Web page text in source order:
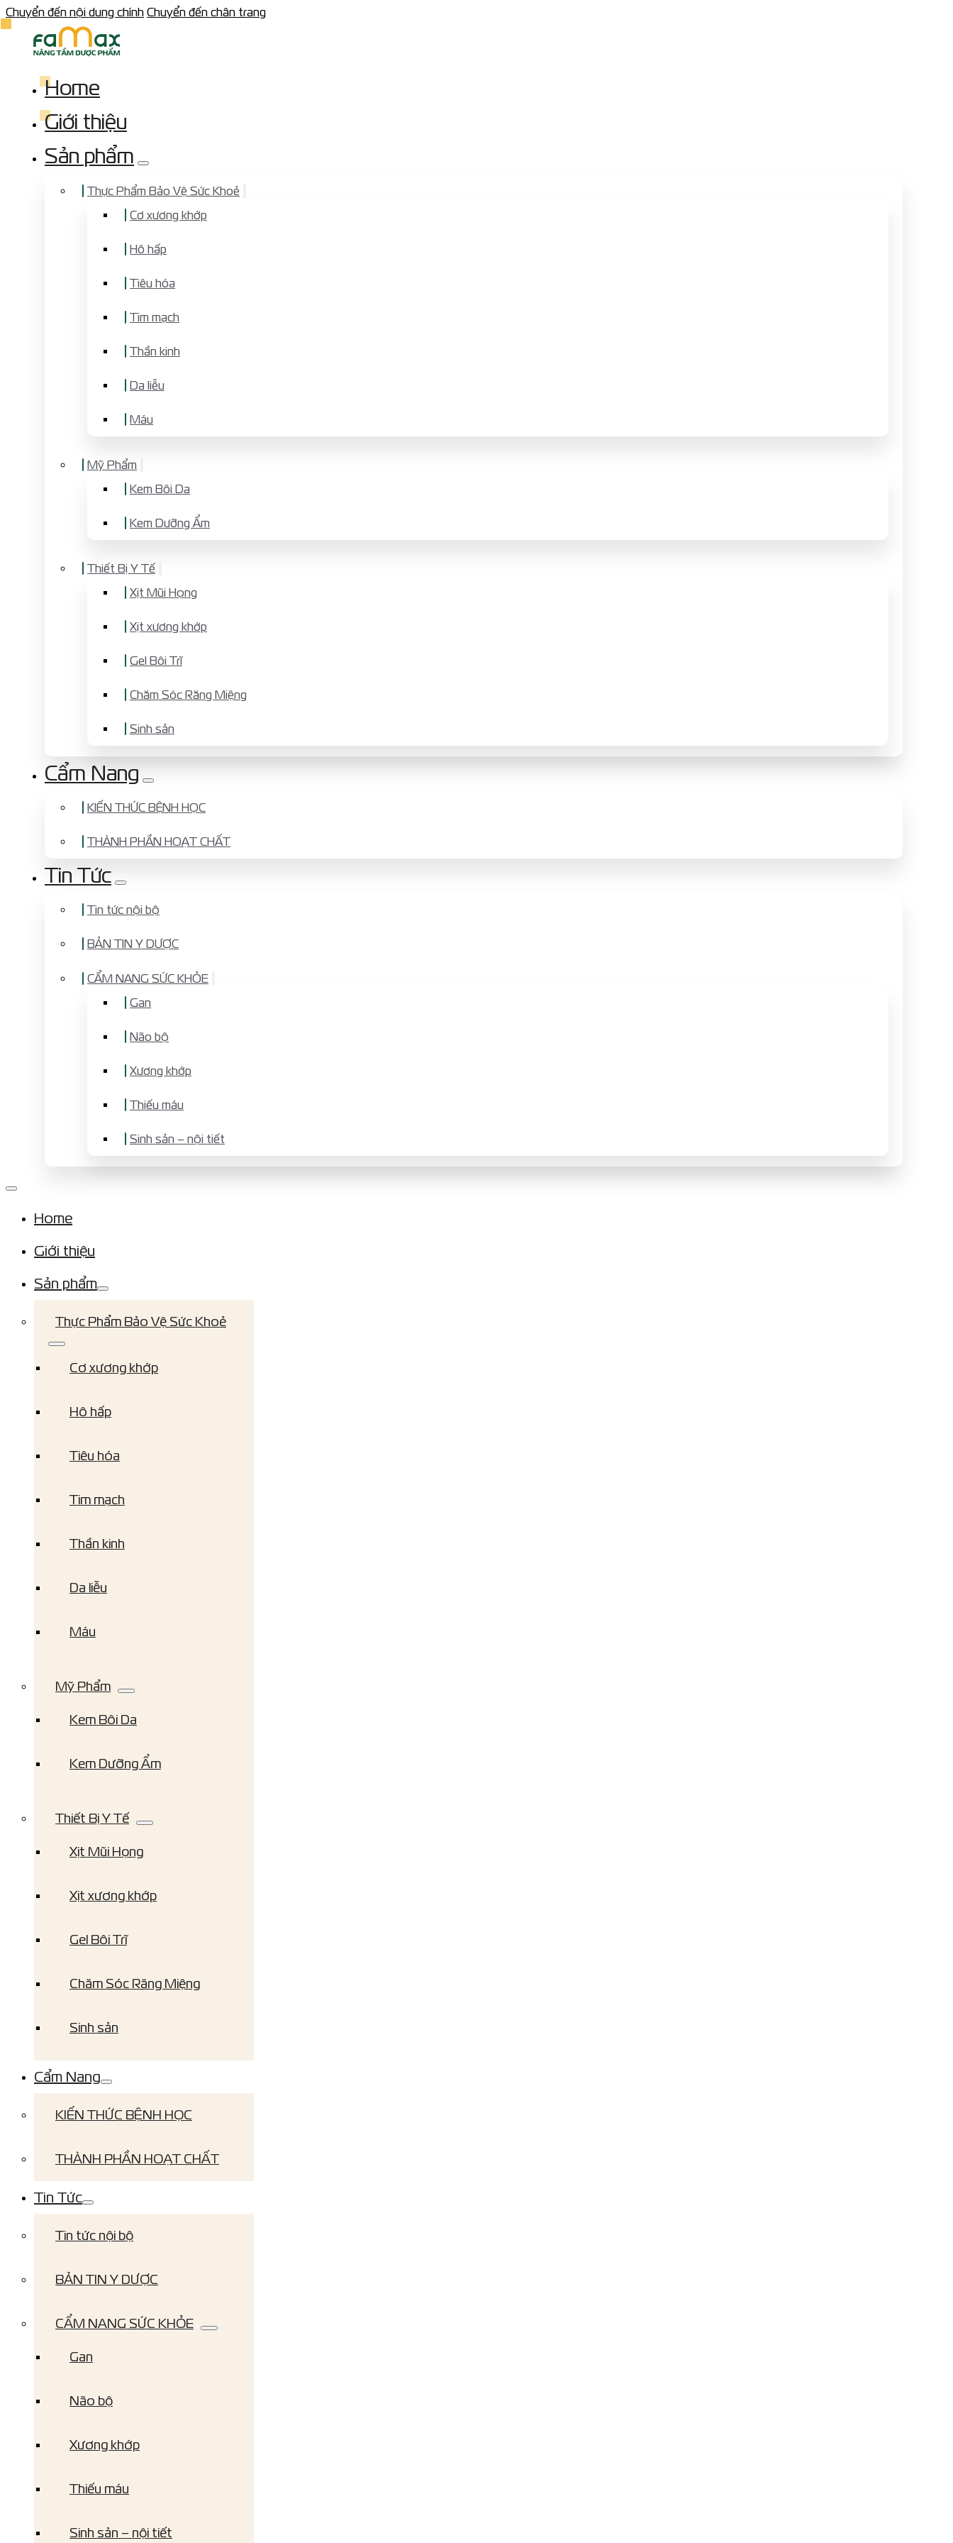
Chuyển đến nội dung chính Chuyển đến chân trang
Home
Giới thiệu
Sản phẩm
Thực Phẩm Bảo Vệ Sức Khoẻ
Cơ xương khớp
Hô hấp
Tiêu hóa
Tim mạch
Thần kinh
Da liễu
Máu
Mỹ Phẩm
Kem Bôi Da
Kem Dưỡng Ẩm
Thiết Bị Y Tế
Xịt Mũi Họng
Xịt xương khớp
Gel Bôi Trĩ
Chăm Sóc Răng Miệng
Sinh sản
Cẩm Nang
KIẾN THỨC BỆNH HỌC
THÀNH PHẦN HOẠT CHẤT
Tin Tức
Tin tức nội bộ
BẢN TIN Y DƯỢC
CẨM NANG SỨC KHỎE
Gan
Não bộ
Xương khớp
Thiếu máu
Sinh sản – nội tiết
Home
Giới thiệu
Sản phẩm
Thực Phẩm Bảo Vệ Sức Khoẻ
Cơ xương khớp
Hô hấp
Tiêu hóa
Tim mạch
Thần kinh
Da liễu
Máu
Mỹ Phẩm
Kem Bôi Da
Kem Dưỡng Ẩm
Thiết Bị Y Tế
Xịt Mũi Họng
Xịt xương khớp
Gel Bôi Trĩ
Chăm Sóc Răng Miệng
Sinh sản
Cẩm Nang
KIẾN THỨC BỆNH HỌC
THÀNH PHẦN HOẠT CHẤT
Tin Tức
Tin tức nội bộ
BẢN TIN Y DƯỢC
CẨM NANG SỨC KHỎE
Gan
Não bộ
Xương khớp
Thiếu máu
Sinh sản – nội tiết